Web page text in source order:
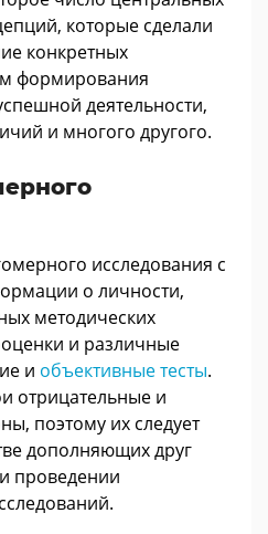
которые сделали
конкретных
формирования
деятельности,
и многого другого.
исследования с
о личности,
методических
и различные
и объективные тесты.
отрицательные и
поэтому их следует
дополняющих друг
проведении